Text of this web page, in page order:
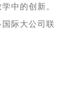
中的创新。
际大公司联